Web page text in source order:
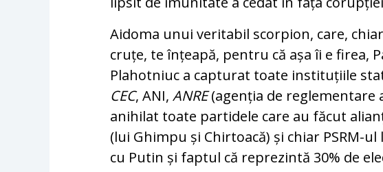
Aidoma unui veritabil scorpion, care,
cruțe, te înțeapă, pentru că așa îi e firea,
Plahotniuc a capturat toate instituțiile
CEC, ANI,ANRE(agenția de reglementare
anihilat toate partidele care au făcut
(lui Ghimpu și Chirtoacă) și chiar PSRM-
cu Putin și faptul că reprezintă 30% de